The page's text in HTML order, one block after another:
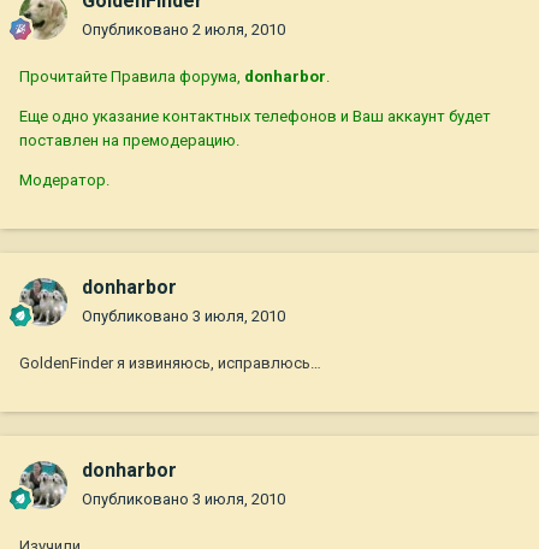
Опубликовано 2 июля, 2010
Прочитайте Правила форума, donharbor.
Еще одно указание контактных телефонов и Ваш аккаунт будет
поставлен на премодерацию.
Модератор.
donharbor
Опубликовано 3 июля, 2010
GoldenFinder я извиняюсь, исправлюсь…
donharbor
Опубликовано 3 июля, 2010